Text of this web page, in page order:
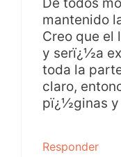
De todos
mantenido
Creo que el
y serï¿½a
toda la
claro,
pï¿½ginas y
Responder